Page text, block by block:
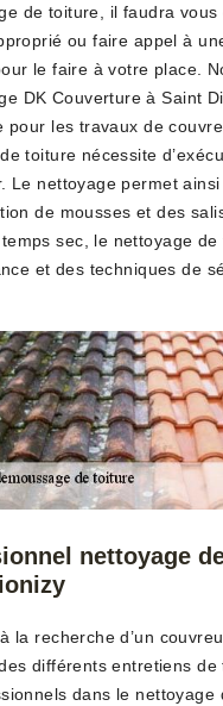
de toiture, il faudra vous
ou faire appel à
le faire à votre place.
DK Couverture à Saint
pour les travaux de
toiture nécessite
Le nettoyage permet ainsi
de mousses et des
sec, le nettoyage
et des techniques de
nettoyage
la recherche d’un
différents entretiens
dans le nettoyage